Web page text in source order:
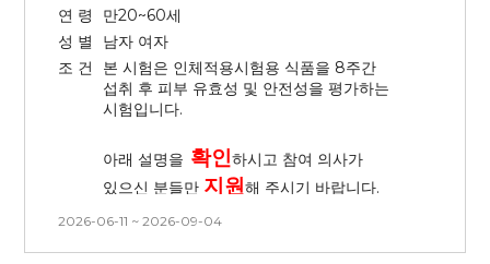
■ 시술 후 주의사항
- 시술 특성상 붉어짐, 건조 및
따가움이 동반될 수 있으며, 회복
과정에서 각질이 다수 생길 수
- 각질 발생 시 자연 탈락될 수 있도록
제거하지 말아 주세요.
시간 변경이 절대 불가합니다.
- 본 시험은 전체 방문 일정의 시간 및
날짜 변경이 불가능합니다. 방문일을
확인 후 신청해주시기 바랍니다.
청구 됩니다. (시험 시작 전 서약서를
작성합니다.)
인체적용시험으로, 시술 자체를 목적으로
(피부 관련 시술 및 피부 관리 모두
없는 분)
4. 본 시험은 시간, 날짜 변경이
불가능합니다. 방문일 확인 후 신청해
연 령
만20~60세
성 별
남자 여자
조 건
본 시험은 인체적용시험용 식품을 8주간
섭취 후 피부 유효성 및 안전성을 평가하는
시험입니다.
아래 설명을 확인하시고 참여 의사가
있으신 분들만 지원해 주시기 바랍니다.
1.모든 방문마다오전방문,채혈 및
2026-06-11 ~ 2026-09-04